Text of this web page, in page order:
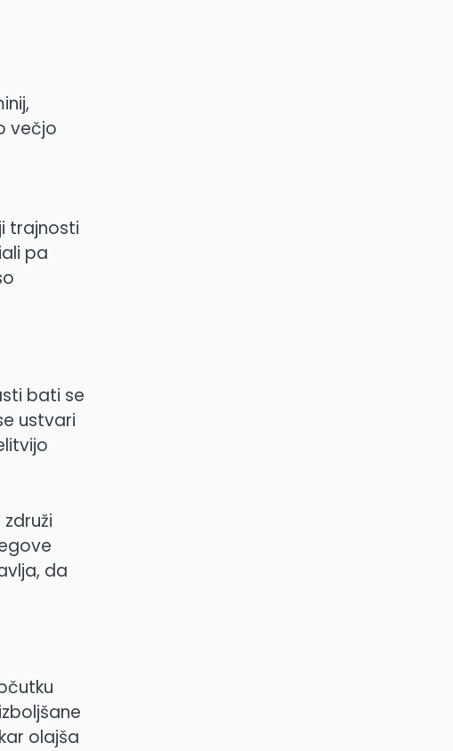
večjo
trajnosti
pa
bati se
ustvari
da
olajša